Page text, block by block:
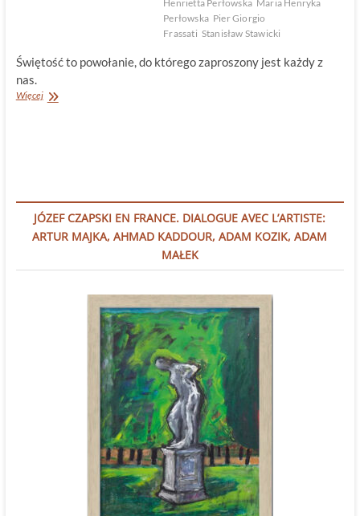
Henrietta Perłowska Maria Henryka
Perłowska Pier Giorgio
Frassati Stanisław Stawicki
Świętość to powołanie, do którego zaproszony jest każdy z
nas.
WięcejNowi
JÓZEF CZAPSKI EN FRANCE. DIALOGUE AVEC L’ARTISTE:
ARTUR MAJKA, AHMAD KADDOUR, ADAM KOZIK, ADAM
MAŁEK